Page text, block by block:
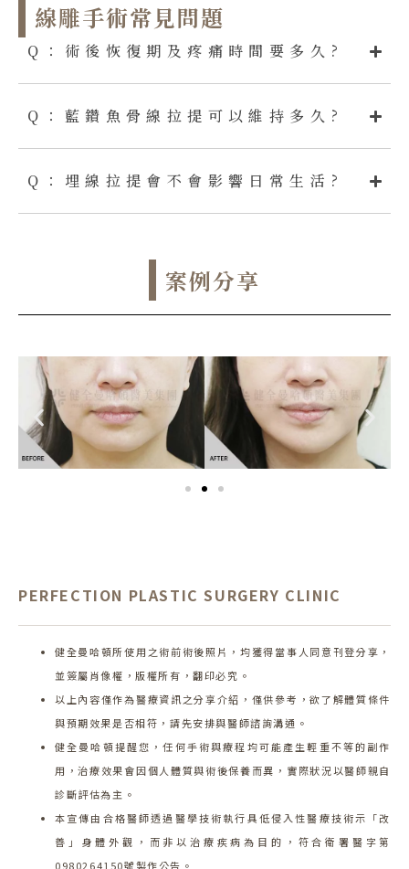
線雕手術常見問題
Q：術後恢復期及疼痛時間要多久?
Q：藍鑽魚骨線拉提可以維持多久?
Q：埋線拉提會不會影響日常生活?
案例分享
PERFECTION PLASTIC SURGERY CLINIC
健全曼哈頓所使用之術前術後照片，均獲得當事人同意刊登分享，
並簽屬肖像權，版權所有，翻印必究。
以上內容僅作為醫療資訊之分享介紹，僅供參考，欲了解體質條件
與預期效果是否相符，請先安排與醫師諮詢溝通。
健全曼哈頓提醒您，任何手術與療程均可能產生輕重不等的副作
用，治療效果會因個人體質與術後保養而異，實際狀況以醫師親自
診斷評估為主。
本宣傳由合格醫師透過醫學技術執行具低侵入性醫療技術示「改
善」身體外觀，而非以治療疾病為目的，符合衛署醫字第
0980264150號製作公告。